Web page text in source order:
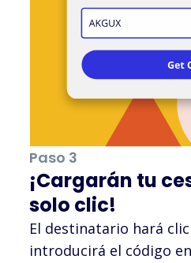
Paso 3
¡Cargarán tu
solo clic!
El destinatario hará
introducirá el código